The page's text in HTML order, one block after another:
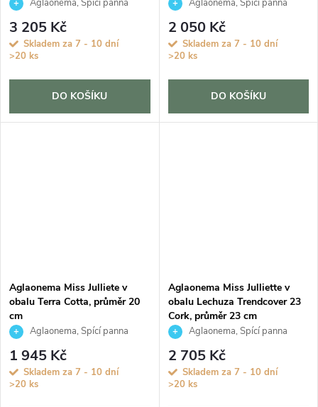
Aglaonema, Spící panna
3 205 Kč
Skladem za 7 - 10 dní
>20 ks
DO KOŠÍKU
Aglaonema, Spící panna
2 050 Kč
Skladem za 7 - 10 dní
>20 ks
DO KOŠÍKU
Aglaonema Miss Julliete v
obalu Terra Cotta, průměr 20
cm
Aglaonema, Spící panna
1 945 Kč
Skladem za 7 - 10 dní
>20 ks
Aglaonema Miss Julliette v
obalu Lechuza Trendcover 23
Cork, průměr 23 cm
Aglaonema, Spící panna
2 705 Kč
Skladem za 7 - 10 dní
>20 ks